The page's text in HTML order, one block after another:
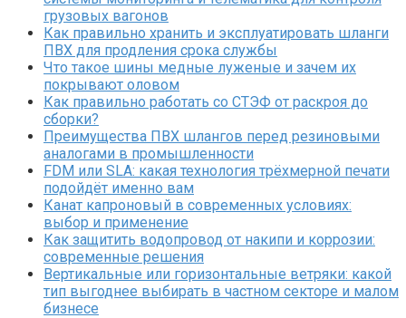
грузовых вагонов
Как правильно хранить и эксплуатировать шланги
ПВХ для продления срока службы
Что такое шины медные луженые и зачем их
покрывают оловом
Как правильно работать со СТЭФ от раскроя до
сборки?
Преимущества ПВХ шлангов перед резиновыми
аналогами в промышленности
FDM или SLA: какая технология трёхмерной печати
подойдёт именно вам
Канат капроновый в современных условиях:
выбор и применение
Как защитить водопровод от накипи и коррозии:
современные решения
Вертикальные или горизонтальные ветряки: какой
тип выгоднее выбирать в частном секторе и малом
бизнесе